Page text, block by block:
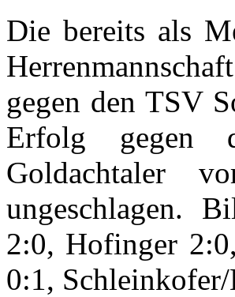
Die bereits als
gegen den TSV
Erfolg gegen
Goldachtaler
ungeschlagen.
2:0, Hofinger
0:1,